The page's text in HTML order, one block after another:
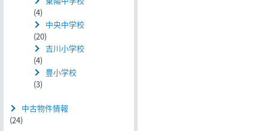
(4)
中央中学校
(20)
吉川小学校
(4)
豊小学校
(3)
中古物件情報
(24)